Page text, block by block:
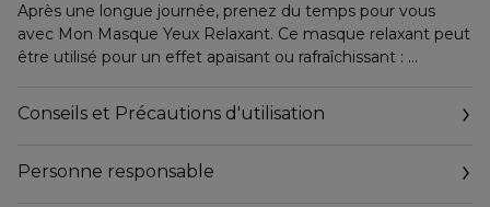
Après une longue journée, prenez du temps pour vous
avec Mon Masque Yeux Relaxant. Ce masque relaxant peut
être utilisé pour un effet apaisant ou rafraîchissant :
ondes pendant 10 à 20 secondes (puissance max. 700 W),
vérifier la température, puis placer le côté doux du masque
- Frais, pour un effet rafraîchissant : placer le masque au
Conseils et Précautions d'utilisation
Personne responsable